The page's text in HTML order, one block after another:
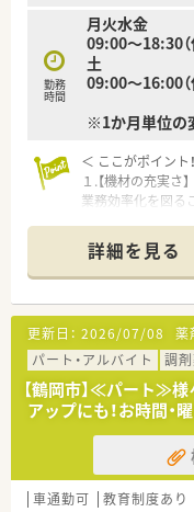
勤務
時間
月火水金
09:00～18:30（
土
09:00～16:00（
※1か月単位の
＜ ここがポイント
１.【機材の充実さ】
業務効率化を図る
そのため、残業時
となっております。
２.【豊富なキャリ
若い方にも積極的
師になった方もい
他にも、「採用業
りたい」など、社
３.【制度の充実】
■有給休暇は、1
■お子様が3歳に
更に紙おむつの支
きるような環境作
詳細を見る
更新日： 2026/07/08 薬
パート・アルバイト
調
【鶴岡市】≪パート≫
アップにも！お時間・
車通勤可 教育制度あり